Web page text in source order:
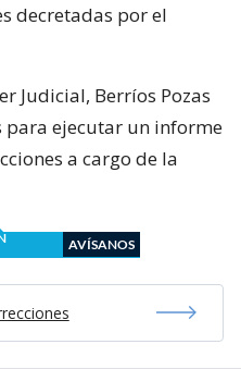
decretadas por el
Judicial, Berríos Pozas
para ejecutar un informe
a cargo de la
AVÍSANOS